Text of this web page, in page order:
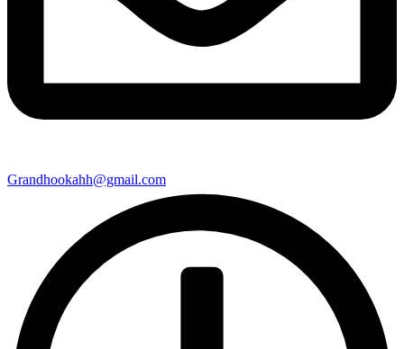
Grandhookahh@gmail.com